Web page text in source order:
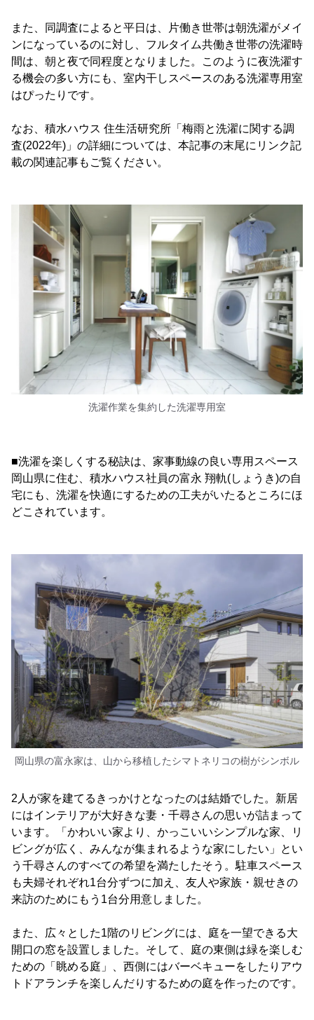
また、同調査によると平日は、片働き世帯は朝洗濯がメイ
ンになっているのに対し、フルタイム共働き世帯の洗濯時
間は、朝と夜で同程度となりました。このように夜洗濯す
る機会の多い方にも、室内干しスペースのある洗濯専用室
はぴったりです。
なお、積水ハウス 住生活研究所「梅雨と洗濯に関する調
査(2022年)」の詳細については、本記事の末尾にリンク記
載の関連記事もご覧ください。
洗濯作業を集約した洗濯専用室
■洗濯を楽しくする秘訣は、家事動線の良い専用スペース
岡山県に住む、積水ハウス社員の富永 翔軌(しょうき)の自
宅にも、洗濯を快適にするための工夫がいたるところにほ
どこされています。
岡山県の富永家は、山から移植したシマトネリコの樹がシンボル
2人が家を建てるきっかけとなったのは結婚でした。新居
にはインテリアが大好きな妻・千尋さんの思いが詰まって
います。「かわいい家より、かっこいいシンプルな家、リ
ビングが広く、みんなが集まれるような家にしたい」とい
う千尋さんのすべての希望を満たしたそう。駐車スペース
も夫婦それぞれ1台分ずつに加え、友人や家族・親せきの
来訪のためにもう1台分用意しました。
また、広々とした1階のリビングには、庭を一望できる大
開口の窓を設置しました。そして、庭の東側は緑を楽しむ
ための「眺める庭」、西側にはバーベキューをしたりアウ
トドアランチを楽しんだりするための庭を作ったのです。